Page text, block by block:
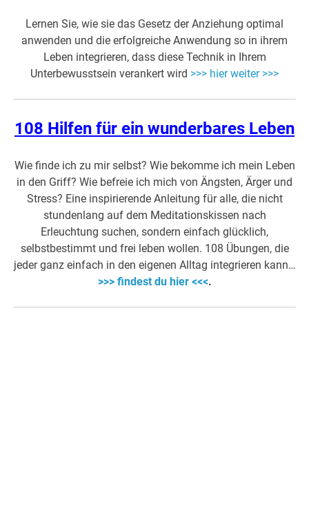
Lernen Sie, wie sie das Gesetz der Anziehung optimal
anwenden und die erfolgreiche Anwendung so in ihrem
Leben integrieren, dass diese Technik in Ihrem
Unterbewusstsein verankert wird >>> hier weiter >>>
108 Hilfen für ein wunderbares Leben
Wie finde ich zu mir selbst? Wie bekomme ich mein Leben
in den Griff? Wie befreie ich mich von Ängsten, Ärger und
Stress? Eine inspirierende Anleitung für alle, die nicht
stundenlang auf dem Meditationskissen nach
Erleuchtung suchen, sondern einfach glücklich,
selbstbestimmt und frei leben wollen. 108 Übungen, die
jeder ganz einfach in den eigenen Alltag integrieren kann…
>>> findest du hier <<<.